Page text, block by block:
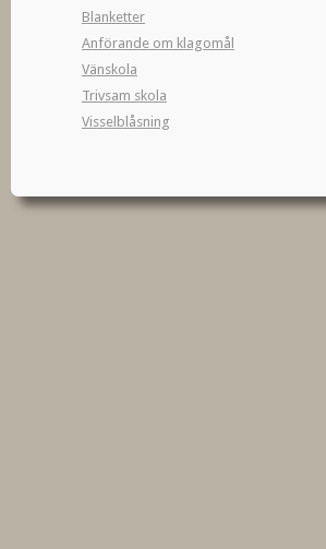
Blanketter
Anförande om klagomål
Vänskola
Trivsam skola
Visselblåsning